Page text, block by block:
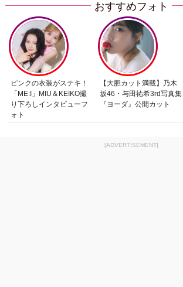
おすすめフォト
ピンクの衣装がステキ！
「ME:I」MIU＆KEIKO撮
り下ろしインタビューフ
ォト
【大胆カット満載】乃木
坂46・与田祐希3rd写真集
『ヨーダ』公開カット
[ADVERTISEMENT]